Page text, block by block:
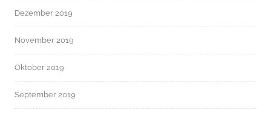
Dezember 2019
November 2019
Oktober 2019
September 2019